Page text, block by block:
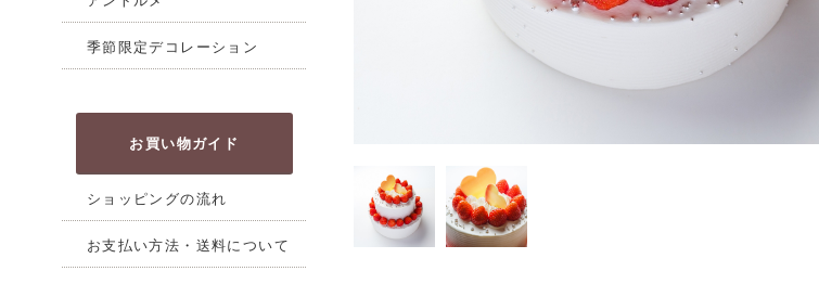
季節限定デコレーション
お買い物ガイド
ショッピングの流れ
お支払い方法・送料について